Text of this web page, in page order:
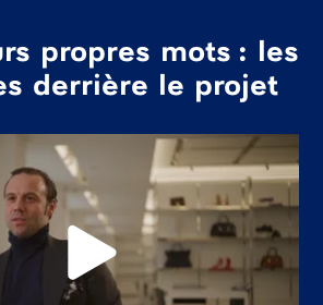
propres mots : les
derrière le projet